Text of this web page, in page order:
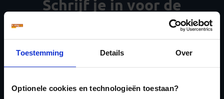
Toestemming Details Over
Optionele cookies en technologieën toestaan?
Schrijf je in voor de